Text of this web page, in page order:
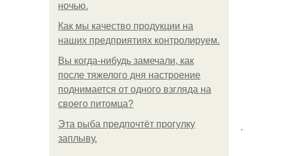
ночью.
Как мы качество продукции на
наших предприятиях контролируем.
Вы когда-нибудь замечали, как
после тяжелого дня настроение
поднимается от одного взгляда на
своего питомца?
Эта рыба предпочтёт прогулку
заплыву.
.